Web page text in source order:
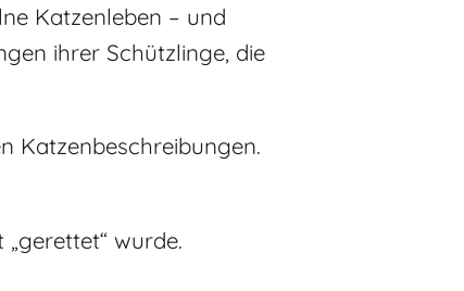
Katzenleben – und
ihrer Schützlinge, die
Katzenbeschreibungen.
wurde.